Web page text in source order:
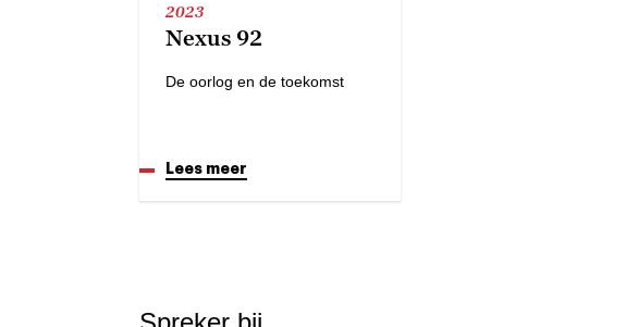
2023
Nexus 92
De oorlog en de toekomst
Lees meer